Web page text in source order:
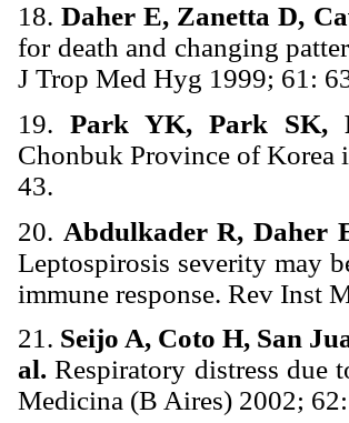
18.Daher E, Zanetta D,
for death and changing
J Trop Med Hyg 1999; 61:
19. Park YK, Park SK,
Chonbuk Province of Korea
43.
20. Abdulkader R, Daher
Leptospirosis severity may
immune response. Rev Inst
21. Seijo A, Coto H, San
al. Respiratory distress due
Medicina (B Aires) 2002;